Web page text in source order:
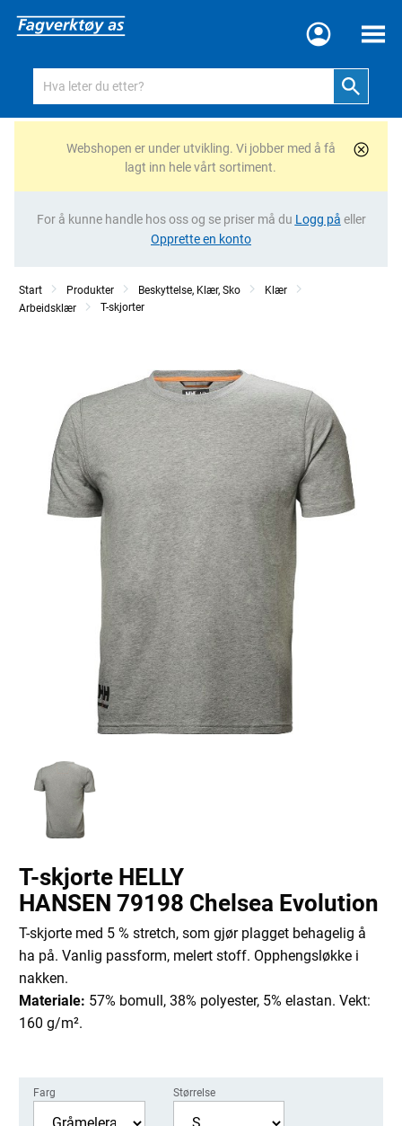
Meny
Webshopen er under utvikling. Vi jobber med å få
lagt inn hele vårt sortiment.
For å kunne handle hos oss og se priser må du Logg på eller
Opprette en konto
Start Produkter Beskyttelse, Klær, Sko
Klær
Arbeidsklær
T-skjorter
T-skjorte HELLY
HANSEN 79198 Chelsea Evolution
T-skjorte med 5 % stretch, som gjør plagget behagelig å
ha på. Vanlig passform, melert stoff. Opphengsløkke i
nakken.
Materiale: 57% bomull, 38% polyester, 5% elastan. Vekt:
160 g/m².
Farg Størrelse